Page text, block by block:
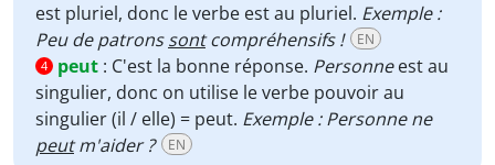
est pluriel, donc le verbe est au pluriel. Exemple :
Peu de patronssontcompréhensifs ! EN
4 peut : C'est la bonne réponse. Personneest au
singulier, donc on utilise le verbe pouvoir au
singulier (il / elle) = peut. Exemple : Personne ne
peutm'aider ? EN